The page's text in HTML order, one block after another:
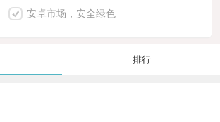
安卓市场，安全绿色
排行